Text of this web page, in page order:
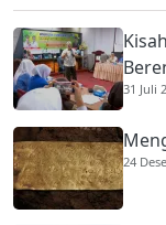
31 Juli
24